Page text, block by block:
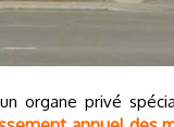
un organe privé